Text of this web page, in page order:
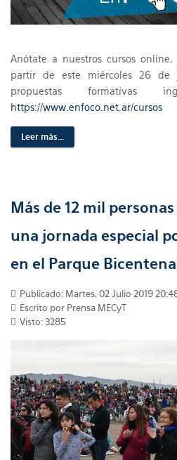
Anótate a nuestros cursos
partir de este miércoles 26 de
propuestas formativas
https://www.enfoco.net.ar/cursos
Leer más...
Más de 12 mil
una jornada especial
en el Parque
Publicado: Martes, 02 Julio 2019
Escrito por Prensa MECyT
Visto: 3285